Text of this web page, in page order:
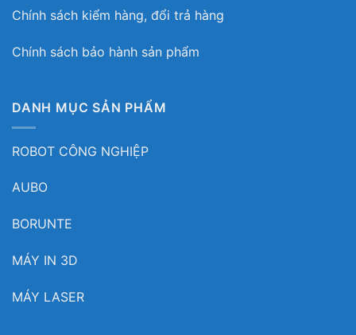
Chính sách kiểm hàng, đổi trả hàng
Chính sách bảo hành sản phẩm
DANH MỤC SẢN PHẨM
ROBOT CÔNG NGHIỆP
AUBO
BORUNTE
MÁY IN 3D
MÁY LASER